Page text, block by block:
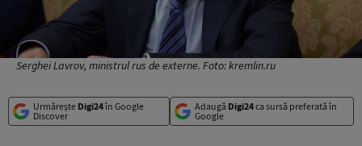
Serghei Lavrov, ministrul rus de externe. Foto: kremlin.ru
Urmărește Digi24în Google
Discover
Adaugă Digi24ca sursă preferată în
Google